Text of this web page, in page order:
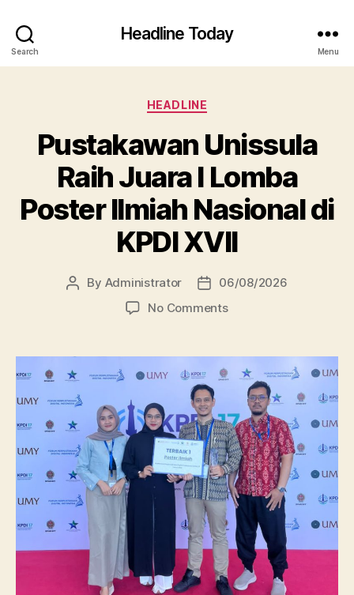
Search
Headline Today
Menu
Categories
HEADLINE
Pustakawan Unissula
Raih Juara I Lomba
Poster Ilmiah Nasional di
KPDI XVII
Post
By Administrator
Post06/08/2026
No Commentson
Raih
Juara
Lomba
Poster
Ilmiah
Nasional
di
KPDI
XVII